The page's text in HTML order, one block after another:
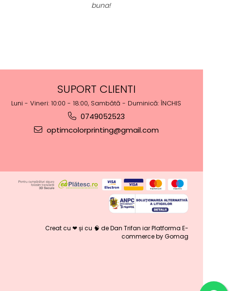
buna!
SUPORT CLIENTI
Luni - Vineri: 10:00 - 18:00, Sambătă - Duminică: ÎNCHIS
0749052523
optimcolorprinting@gmail.com
Creat cu ❤ și cu 🧠 de Dan Trifan iarPlatforma E-
commerce by Gomag